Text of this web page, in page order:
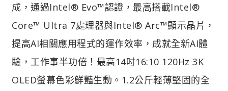
成，通過Intel® Evo™認證，最高搭載Intel®
Core™ Ultra 7處理器與Intel® Arc™顯示晶片，
提高AI相關應用程式的運作效率，成就全新AI體
驗，工作事半功倍！最高14吋16:10 120Hz 3K
OLED螢幕色彩鮮豔生動。1.2公斤輕薄堅固的全